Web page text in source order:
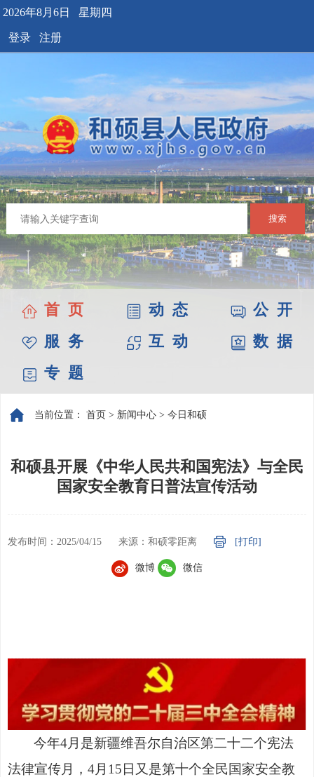
2026年8月6日 星期四
登录 注册
搜索
首 页 动 态
公 开
服 务
互 动
数 据
专 题
当前位置： 首页 > 新闻中心 > 今日和硕
和硕县开展《中华人民共和国宪法》与全民
国家安全教育日普法宣传活动
发布时间：2025/04/15 来源：和硕零距离 [打印]
微博 微信
今年4月是新疆维吾尔自治区第二十二个宪法
法律宣传月， 4月 15日又是第十个全民国家安全教